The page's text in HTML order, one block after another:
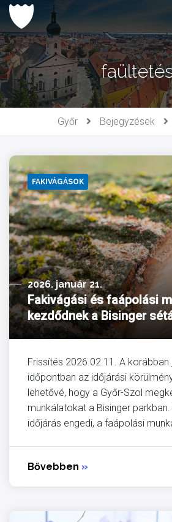
Ugrás
tartalomhoz
Győr Bejegyzések
FAKIVÁGÁSOK
2026. január 21.
Fakivágási és faápolási
kezdődnek a Bisinger
Frissítés 2026.02.11. A korábban
időpontban az időjárási
lehetővé, hogy a Győr-Szol
munkálatokat a Bisinger
időjárás engedi, a faápolási
Bővebben »